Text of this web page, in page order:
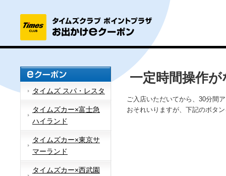
タイムズ スパ・レスタ
タイムズカー×富士急
ハイランド
タイムズカー×東京サ
マーランド
タイムズカー×西武園
一定時間操作
ご入店いただいてから、30分間
おそれいりますが、下記のボタ